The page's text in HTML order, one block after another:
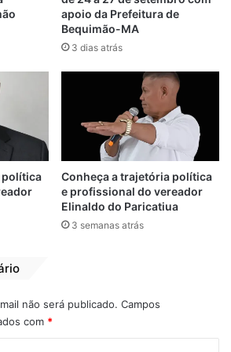
Homicídio Josué Braga
Thank
apoio da Prefeitura de
Bequimão-MA
3 dias atrás
política
Conheça a trajetória política
e profissional do vereador
Elinaldo do Paricatiua
3 semanas atrás
não será publicado. Campos
com *